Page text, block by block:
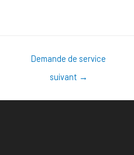
Demande de service
suivant →